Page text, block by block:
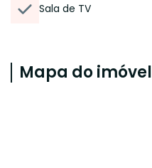
Sala de TV
Mapa do imóvel